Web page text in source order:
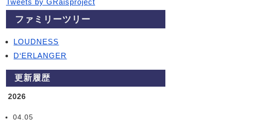
Tweets by GRaisproject
ファミリーツリー
LOUDNESS
D‘ERLANGER
更新履歴
2026
04.05